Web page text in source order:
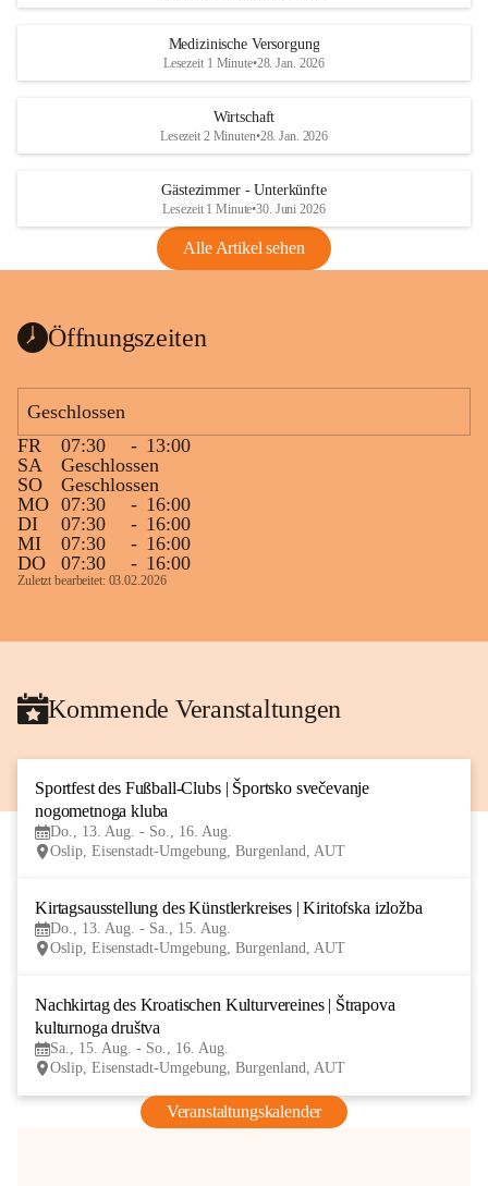
Medizinische Versorgung
Lesezeit 1 Minute•28. Jan. 2026
Wirtschaft
Lesezeit 2 Minuten•28. Jan. 2026
Gästezimmer - Unterkünfte
Lesezeit 1 Minute•30. Juni 2026
Alle Artikel sehen
Öffnungszeiten
Geschlossen
FR
07:30 - 13:00
SA
Geschlossen
SO
Geschlossen
MO 07:30 - 16:00
DI
07:30 - 16:00
MI
07:30 - 16:00
DO
07:30 - 16:00
Zuletzt bearbeitet: 03.02.2026
Kommende Veranstaltungen
Sportfest des Fußball-Clubs | Športsko svečevanje
nogometnoga kluba
Do., 13. Aug. - So., 16. Aug.
Oslip, Eisenstadt-Umgebung, Burgenland, AUT
Kirtagsausstellung des Künstlerkreises | Kiritofska izložba
Do., 13. Aug. - Sa., 15. Aug.
Oslip, Eisenstadt-Umgebung, Burgenland, AUT
Nachkirtag des Kroatischen Kulturvereines | Štrapova
kulturnoga društva
Sa., 15. Aug. - So., 16. Aug.
Oslip, Eisenstadt-Umgebung, Burgenland, AUT
Veranstaltungskalender